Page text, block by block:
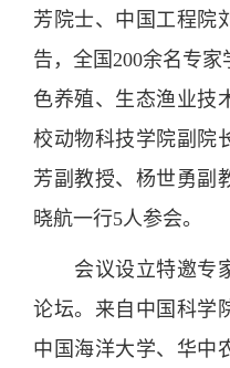
芳院士、中国工程院
告，全国200余名专
色养殖、生态渔业技
校动物科技学院副院
芳副教授、杨世勇副
晓航一行5人参会。
会议设立特邀专
论坛。来自中国科学
中国海洋大学、华中